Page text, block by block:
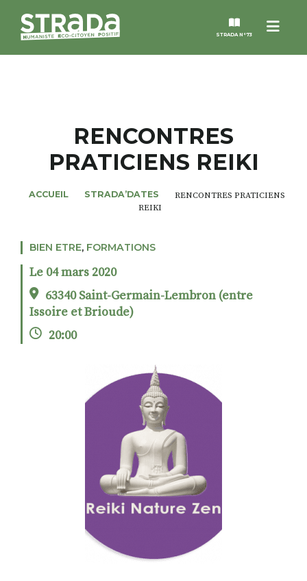
Menu
STRADA N°73
MAGAZINES
NOS THÈMES
ALTER STRADA
S'INSCRIRE À LA NEWSLETTER
FACEBOOKINSTAGRAM YOUTUBE
RENCONTRES
PRATICIENS REIKI
ACCUEIL STRADA’DATES
RENCONTRES PRATICIENS
REIKI
BIEN ETRE, FORMATIONS
Le 04 mars 2020
63340 Saint-Germain-Lembron (entre
Issoire et Brioude)
20:00